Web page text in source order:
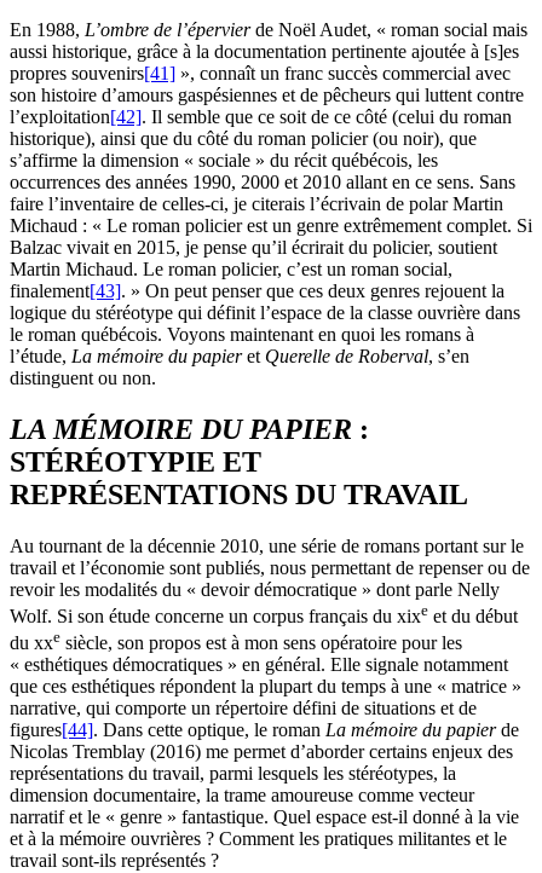
En 1988, L’ombre de l’épervierde Noël Audet, « roman social mais
aussi historique, grâce à la documentation pertinente ajoutée à [s]es
propres souvenirs[41] », connaît un franc succès commercial avec
son histoire d’amours gaspésiennes et de pêcheurs qui luttent contre
l’exploitation[42]. Il semble que ce soit de ce côté (celui du roman
historique), ainsi que du côté du roman policier (ou noir), que
s’affirme la dimension « sociale » du récit québécois, les
occurrences des années 1990, 2000 et 2010 allant en ce sens. Sans
faire l’inventaire de celles-ci, je citerais l’écrivain de polar Martin
Michaud : « Le roman policier est un genre extrêmement complet. Si
Balzac vivait en 2015, je pense qu’il écrirait du policier, soutient
Martin Michaud. Le roman policier, c’est un roman social,
finalement[43]. » On peut penser que ces deux genres rejouent la
logique du stéréotype qui définit l’espace de la classe ouvrière dans
le roman québécois. Voyons maintenant en quoi les romans à
l’étude, La mémoire du papieret Querelle de Roberval, s’en
distinguent ou non.
LA MÉMOIRE DU PAPIER :
STÉRÉOTYPIE ET
REPRÉSENTATIONS DU TRAVAIL
Au tournant de la décennie 2010, une série de romans portant sur le
travail et l’économie sont publiés, nous permettant de repenser ou de
revoir les modalités du « devoir démocratique » dont parle Nelly
Wolf. Si son étude concerne un corpus français du xixe et du début
du xxe siècle, son propos est à mon sens opératoire pour les
« esthétiques démocratiques » en général. Elle signale notamment
que ces esthétiques répondent la plupart du temps à une « matrice »
narrative, qui comporte un répertoire défini de situations et de
figures[44]. Dans cette optique, le roman La mémoire du papierde
Nicolas Tremblay (2016) me permet d’aborder certains enjeux des
représentations du travail, parmi lesquels les stéréotypes, la
dimension documentaire, la trame amoureuse comme vecteur
narratif et le « genre » fantastique. Quel espace est-il donné à la vie
et à la mémoire ouvrières ? Comment les pratiques militantes et le
travail sont-ils représentés ?